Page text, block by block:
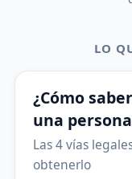
LO
¿Cómo
una
Las 4 vías
obtenerlo